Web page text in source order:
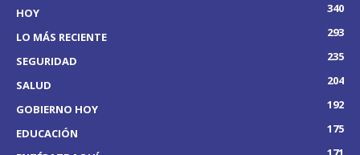
HOY
340
LO MÁS RECIENTE
293
SEGURIDAD
235
SALUD
204
GOBIERNO HOY
192
EDUCACIÓN
175